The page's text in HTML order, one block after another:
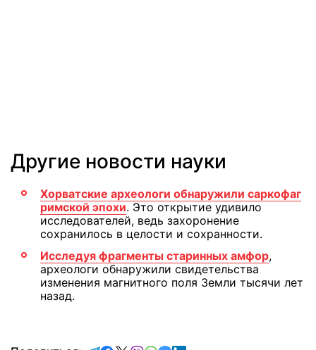
Другие новости науки
Хорватские археологи обнаружили саркофаг
римской эпохи. Это открытие удивило
исследователей, ведь захоронение
сохранилось в целости и сохранности.
Исследуя фрагменты старинных амфор,
археологи обнаружили свидетельства
изменения магнитного поля Земли тысячи лет
назад.